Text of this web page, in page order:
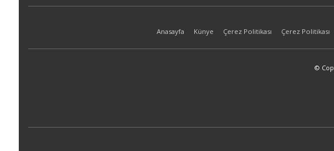
Anasayfa Künye Çerez Politikası Çerez Politikası
©